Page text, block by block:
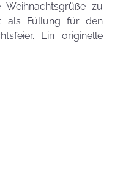
KEKSIdeen für
zu
als Füllung für den
Ein originelle